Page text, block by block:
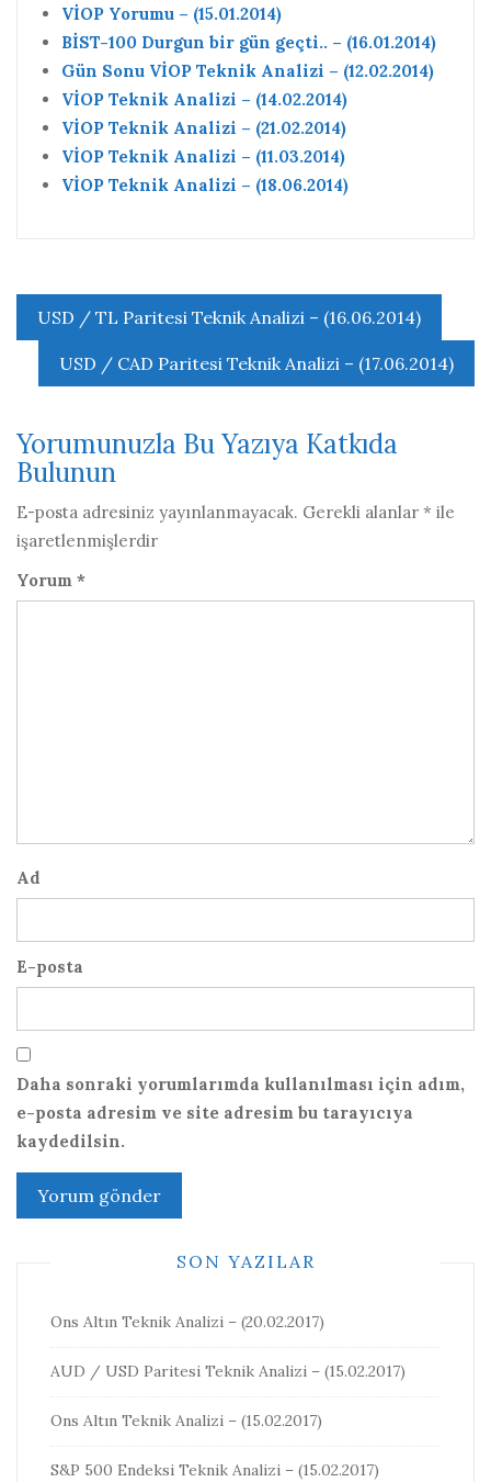
VİOP Yorumu – (15.01.2014)
BİST-100 Durgun bir gün geçti.. – (16.01.2014)
Gün Sonu VİOP Teknik Analizi – (12.02.2014)
VİOP Teknik Analizi – (14.02.2014)
VİOP Teknik Analizi – (21.02.2014)
VİOP Teknik Analizi – (11.03.2014)
VİOP Teknik Analizi – (18.06.2014)
Yazı
gezinmesi
USD / TL Paritesi Teknik Analizi – (16.06.2014)
USD / CAD Paritesi Teknik Analizi – (17.06.2014)
Yorumunuzla Bu Yazıya Katkıda
Bulunun
E-posta adresiniz yayınlanmayacak. Gerekli alanlar * ile
işaretlenmişlerdir
Yorum *
Ad
E-posta
Daha sonraki yorumlarımda kullanılması için adım,
e-posta adresim ve site adresim bu tarayıcıya
kaydedilsin.
SON YAZILAR
Ons Altın Teknik Analizi – (20.02.2017)
AUD / USD Paritesi Teknik Analizi – (15.02.2017)
Ons Altın Teknik Analizi – (15.02.2017)
S&P 500 Endeksi Teknik Analizi – (15.02.2017)